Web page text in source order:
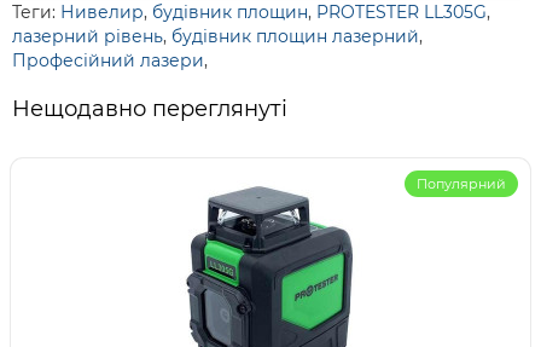
Теги: Нивелир, будівник площин, PROTESTER LL305G,
лазерний рівень, будівник площин лазерний,
Професійний лазери,
Нещодавно переглянуті
Популярний